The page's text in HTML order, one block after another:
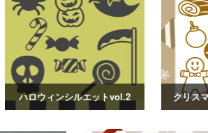
ハロウィンシルエットvol.2 クリス